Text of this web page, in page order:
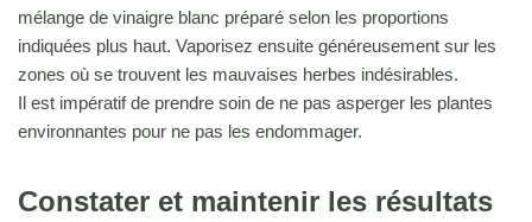
mélange de vinaigre blanc préparé selon les proportions
indiquées plus haut. Vaporisez ensuite généreusement sur les
zones où se trouvent les mauvaises herbes indésirables.
Il est impératif de prendre soin de ne pas asperger les plantes
environnantes pour ne pas les endommager.
Constater et maintenir les résultats